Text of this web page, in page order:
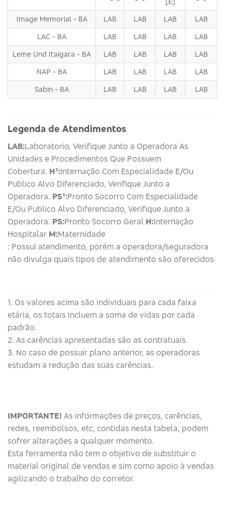
Image Memorial - BA LAB LAB LAB LAB
LAC - BA LAB LAB LAB LAB
Leme Und Itaigara - BA LAB LAB LAB LAB
NAP - BA LAB LAB LAB LAB
Sabin - BA LAB LAB LAB LAB
Legenda de Atendimentos
LAB:Laboratorio, Verifique Junto a Operadora As
Unidades e Procedimentos Que Possuem
Cobertura. H¹:Internação Com Especialidade E/Ou
Publico Alvo Diferenciado, Verifique Junto a
Operadora. PS¹:Pronto Socorro Com Especialidade
E/Ou Publico Alvo Diferenciado, Verifique Junto a
Operadora. PS:Pronto Socorro Geral H:Internação
Hospitalar M:Maternidade
: Possui atendimento, porém a operadora/seguradora
não divulga quais tipos de atendimento são oferecidos
1. Os valores acima são individuais para cada faixa
etária, os totais incluem a soma de vidas por cada
padrão.
2. As carências apresentadas são as contratuais.
3. No caso de possuir plano anterior, as operadoras
estudam a redução das suas carências.
IMPORTANTE! As informações de preços, carências,
redes, reembolsos, etc, contidas nesta tabela, podem
sofrer alterações a qualquer momento.
Esta ferramenta não tem o objetivo de substituir o
material original de vendas e sim como apoio à vendas
agilizando o trabalho do corretor.